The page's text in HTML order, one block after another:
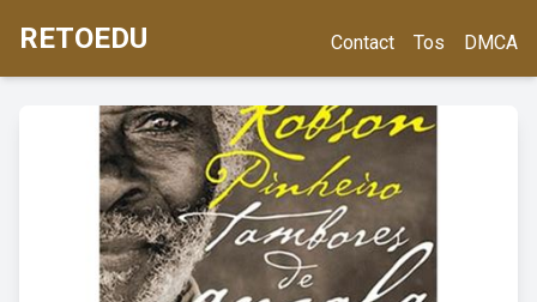
RETOEDU Contact Tos DMCA